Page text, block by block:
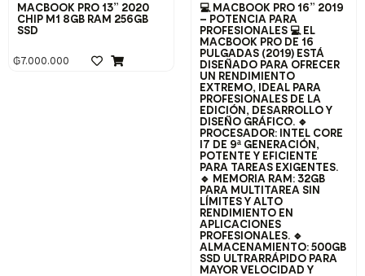
MACBOOK PRO 13” 2020
CHIP M1 8GB RAM 256GB
SSD
₲7.000.000
💻 MACBOOK PRO 16” 2019
– POTENCIA PARA
PROFESIONALES 💻 EL
MACBOOK PRO DE 16
PULGADAS (2019) ESTÁ
DISEÑADO PARA OFRECER
UN RENDIMIENTO
EXTREMO, IDEAL PARA
PROFESIONALES DE LA
EDICIÓN, DESARROLLO Y
DISEÑO GRÁFICO. 🔹
PROCESADOR: INTEL CORE
I7 DE 9ª GENERACIÓN,
POTENTE Y EFICIENTE
PARA TAREAS EXIGENTES.
🔹 MEMORIA RAM: 32GB
PARA MULTITAREA SIN
LÍMITES Y ALTO
RENDIMIENTO EN
APLICACIONES
PROFESIONALES. 🔹
ALMACENAMIENTO: 500GB
SSD ULTRARRÁPIDO PARA
MAYOR VELOCIDAD Y